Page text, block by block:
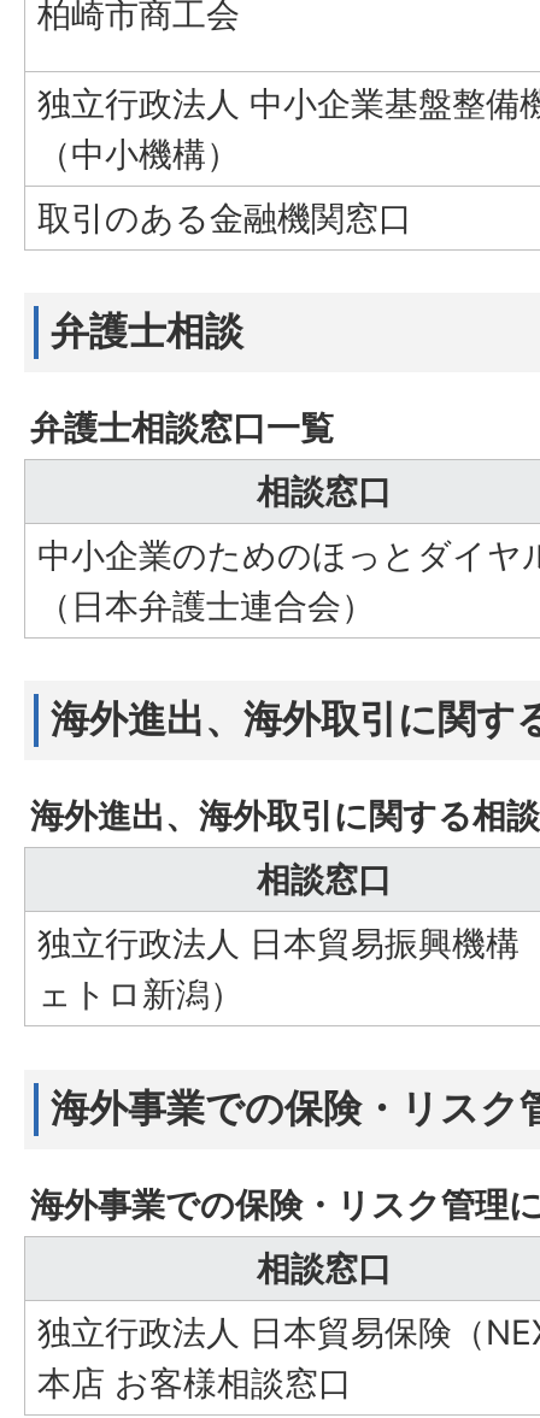
柏崎市商工会
独立行政法人 中小企業基盤整備
（中小機構）
取引のある金融機関窓口
弁護士相談
弁護士相談窓口一覧
相談窓口
中小企業のためのほっとダイヤ
（日本弁護士連合会）
海外進出、海外取引に関す
海外進出、海外取引に関する相
相談窓口
独立行政法人 日本貿易振興機構
ェトロ新潟）
海外事業での保険・リスク
海外事業での保険・リスク管理
相談窓口
独立行政法人 日本貿易保険（
本店 お客様相談窓口